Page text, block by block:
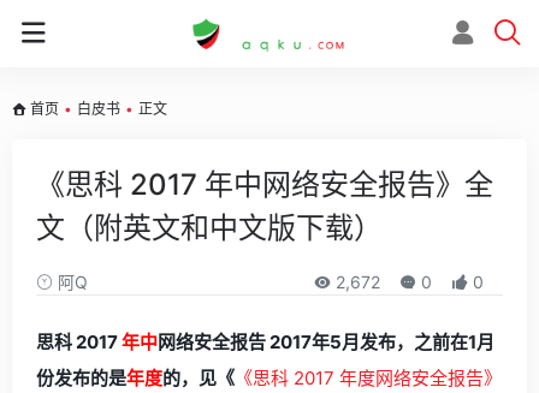
首页 • 白皮书 • 正文
《思科 2017 年中网络安全报告》全
文（附英文和中文版下载）
阿Q 2,672 0 0
思科 2017年中网络安全报告 2017年5月发布，之前在1月
份发布的是年度的，见《 《思科 2017 年度网络安全报告》